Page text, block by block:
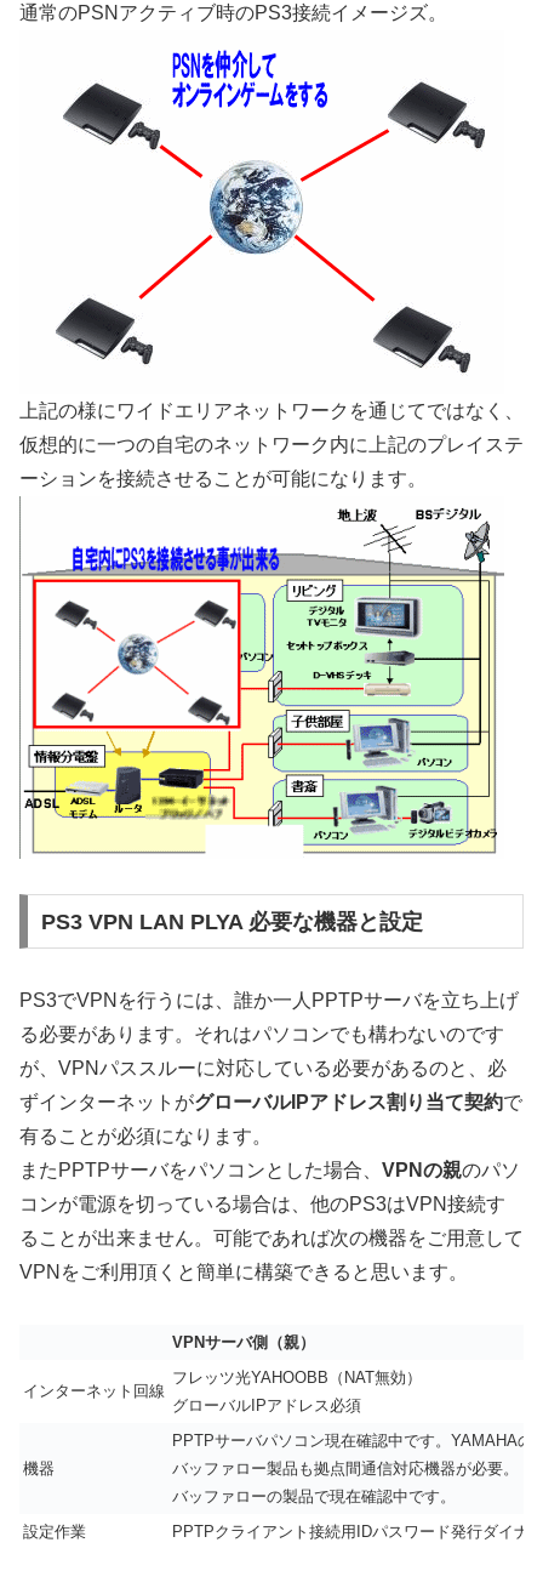
通常のPSNアクティブ時のPS3接続イメージズ。
上記の様にワイドエリアネットワークを通じてではなく、
仮想的に一つの自宅のネットワーク内に上記のプレイステ
ーションを接続させることが可能になります。
PS3 VPN LAN PLYA 必要な機器と設定
PS3でVPNを行うには、誰か一人PPTPサーバを立ち上げ
る必要があります。それはパソコンでも構わないのです
が、VPNパススルーに対応している必要があるのと、必
ずインターネットがグローバルIPアドレス割り当て契約で
有ることが必須になります。
またPPTPサーバをパソコンとした場合、 VPNの親のパソ
コンが電源を切っている場合は、他のPS3はVPN接続す
ることが出来ません。可能であれば次の機器をご用意して
VPNをご利用頂くと簡単に構築できると思います。
VPNサーバ側（親）
インターネット回線
フレッツ光YAHOOBB（NAT無効）
グローバルIPアドレス必須
機器
PPTPサーバパソコン現在確認中です。YAMAHA
バッファロー製品も拠点間通信対応機器が必要。
バッファローの製品で現在確認中です。
設定作業
PPTPクライアント接続用IDパスワード発行ダイナ